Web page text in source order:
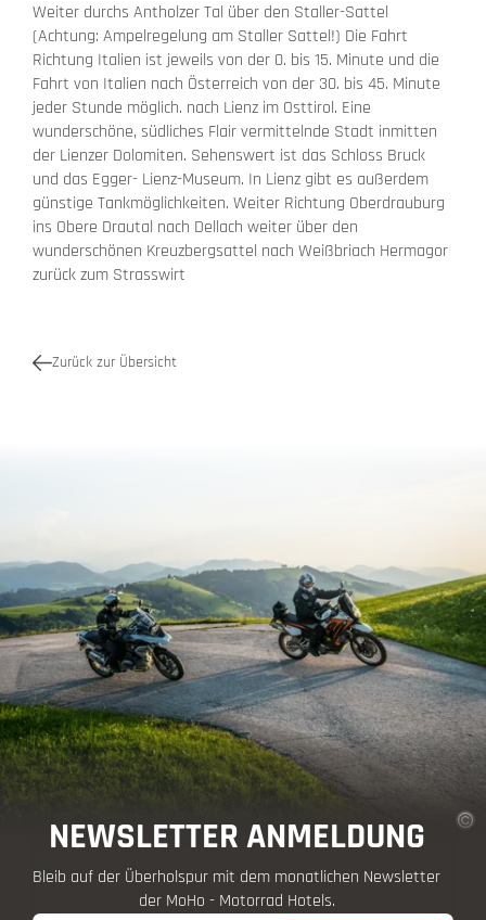
Weiter durchs Antholzer Tal über den Staller-Sattel
(Achtung: Ampelregelung am Staller Sattel!) Die Fahrt
Richtung Italien ist jeweils von der 0. bis 15. Minute und die
Fahrt von Italien nach Österreich von der 30. bis 45. Minute
jeder Stunde möglich. nach Lienz im Osttirol. Eine
wunderschöne, südliches Flair vermittelnde Stadt inmitten
der Lienzer Dolomiten. Sehenswert ist das Schloss Bruck
und das Egger- Lienz-Museum. In Lienz gibt es außerdem
günstige Tankmöglichkeiten. Weiter Richtung Oberdrauburg
ins Obere Drautal nach Dellach weiter über den
wunderschönen Kreuzbergsattel nach Weißbriach Hermagor
zurück zum Strasswirt
Zurück zur Übersicht
NEWSLETTER ANMELDUNG
Bleib auf der Überholspur mit dem monatlichen Newsletter
der MoHo - Motorrad Hotels.